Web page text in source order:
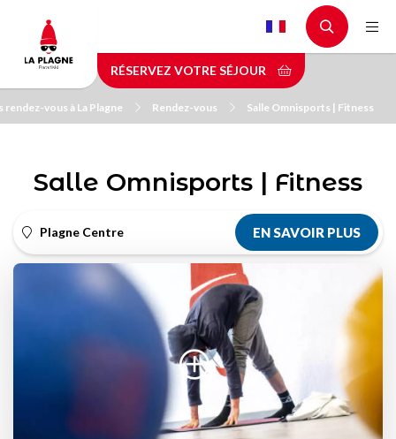
contenu
principal
RÉSERVEZ VOTRE SÉJOUR
rendez-vous à La Plagne Rendez-vous Salle Omnisports | Fitness
Salle Omnisports | Fitness
Plagne Centre EN SAVOIR PLUS